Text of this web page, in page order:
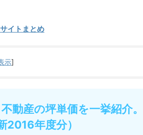
イトまとめ
示]
動産の坪単価を一挙紹介。
年度分）